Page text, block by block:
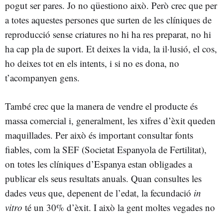
pogut ser pares. Jo no qüestiono això. Però crec que per
a totes aquestes persones que surten de les clíniques de
reproducció sense criatures no hi ha res preparat, no hi
ha cap pla de suport. Et deixes la vida, la il·lusió, el cos,
ho deixes tot en els intents, i si no es dona, no
t’acompanyen gens.
També crec que la manera de vendre el producte és
massa comercial i, generalment, les xifres d’èxit queden
maquillades. Per això és important consultar fonts
fiables, com la SEF (Societat Espanyola de Fertilitat),
on totes les clíniques d’Espanya estan obligades a
publicar els seus resultats anuals. Quan consultes les
dades veus que, depenent de l’edat, la fecundació in
vitro té un 30% d’èxit. I això la gent moltes vegades no